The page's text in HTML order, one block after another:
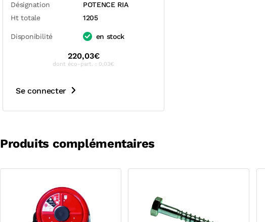
Désignation
POTENCE RIA
Ht totale
1205
Disponibilité en stock
220,03€
dont éco-part. : 0,03€
Se connecter
Produits complémentaires